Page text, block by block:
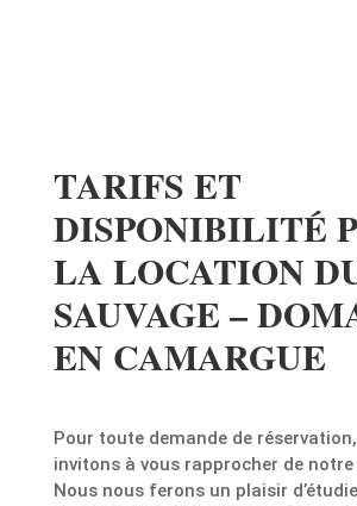
TARIFS ET
DISPONIBILITÉ
LA LOCATION
SAUVAGE –
EN CAMARGUE
Pour toute demande de
invitons à vous rapprocher de
Nous nous ferons un plaisir